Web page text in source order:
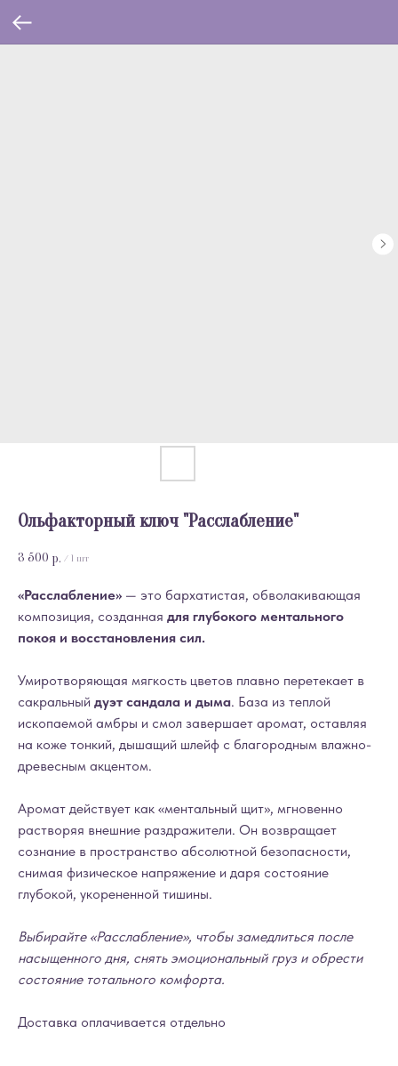
Ольфакторный ключ "Расслабление"
3 500 р. / 1 шт
«Расслабление» — это бархатистая, обволакивающая
композиция, созданная для глубокого ментального
покоя и восстановления сил.
Умиротворяющая мягкость цветов плавно перетекает в
сакральный дуэт сандала и дыма. База из теплой
ископаемой амбры и смол завершает аромат, оставляя
на коже тонкий, дышащий шлейф с благородным влажно-
древесным акцентом.
Аромат действует как «ментальный щит», мгновенно
растворяя внешние раздражители. Он возвращает
сознание в пространство абсолютной безопасности,
снимая физическое напряжение и даря состояние
глубокой, укорененной тишины.
Выбирайте «Расслабление», чтобы замедлиться после
насыщенного дня, снять эмоциональный груз и обрести
состояние тотального комфорта.
Доставка оплачивается отдельно